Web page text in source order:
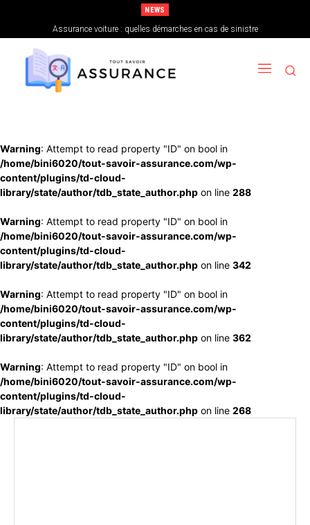
NEWS
Assurance habitation : les garanties optionnelles utiles
Warning: Attempt to read property "ID" on bool in
/home/bini6020/tout-savoir-assurance.com/wp-
content/plugins/td-cloud-
library/state/author/tdb_state_author.php on line 288
Warning: Attempt to read property "ID" on bool in
/home/bini6020/tout-savoir-assurance.com/wp-
content/plugins/td-cloud-
library/state/author/tdb_state_author.php on line 342
Warning: Attempt to read property "ID" on bool in
/home/bini6020/tout-savoir-assurance.com/wp-
content/plugins/td-cloud-
library/state/author/tdb_state_author.php on line 362
Warning: Attempt to read property "ID" on bool in
/home/bini6020/tout-savoir-assurance.com/wp-
content/plugins/td-cloud-
library/state/author/tdb_state_author.php on line 268